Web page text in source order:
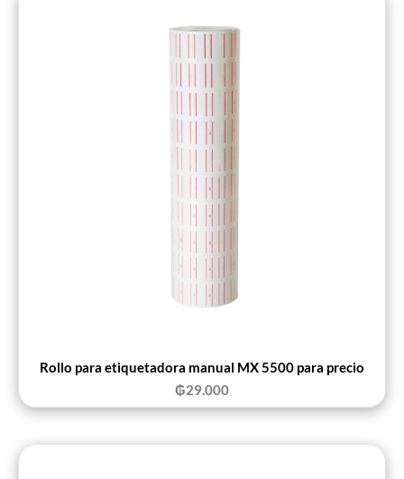
Rollo para etiquetadora manual MX 5500 para precio
₲29.000